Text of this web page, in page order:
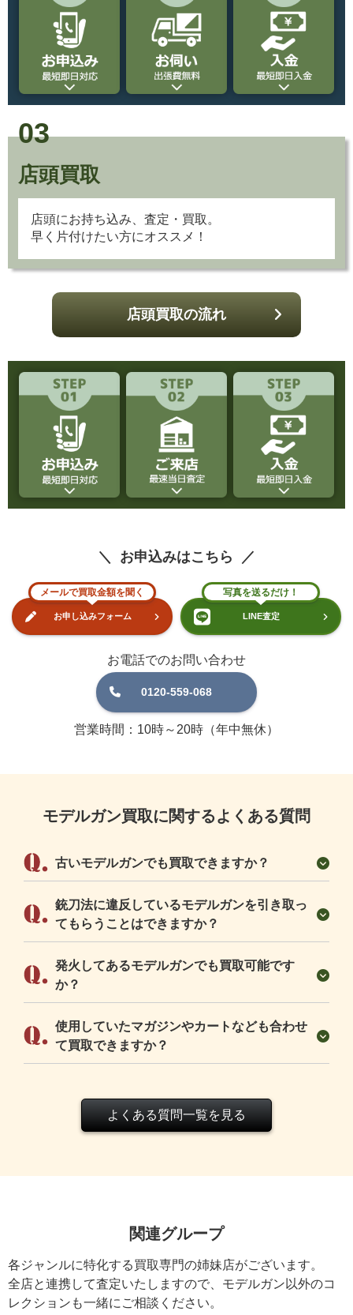
03
店頭買取
早く片付けたい方にオススメ！
メールで買取金額を聞く
お申し込みフォーム
写真を送るだけ！
LINE査定
営業時間：10時～20時（年中無休）
モデルガン買取に関するよくある質問
てもらうことはできますか？
か？
て買取できますか？
よくある質問一覧を見る
関連グループ
全店と連携して査定いたしますので、モデルガン以外のコ
レクションも一緒にご相談ください。